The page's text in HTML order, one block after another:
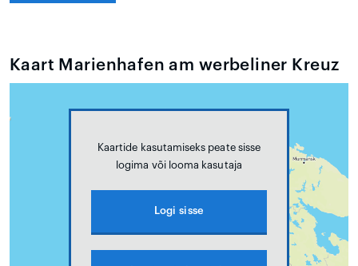
Kaart Marienhafen am werbeliner Kreuz
Kaartide kasutamiseks peate sisse
logima või looma kasutaja
Logi sisse